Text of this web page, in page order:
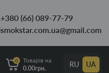
+380 (66) 089-77-79
smokstar.com.ua@gmail.com
0
Товарів на
0.00грн.
RU UA